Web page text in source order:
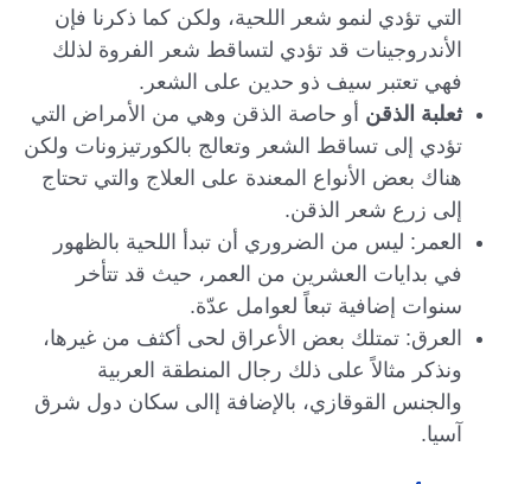
التي تؤدي لنمو شعر اللحية، ولكن كما ذكرنا فإن
الأندروجينات قد تؤدي لتساقط شعر الفروة لذلك
فهي تعتبر سيف ذو حدين على الشعر.
ثعلبة الذقن أو حاصة الذقن وهي من الأمراض التي
تؤدي إلى تساقط الشعر وتعالج بالكورتيزونات ولكن
هناك بعض الأنواع المعندة على العلاج والتي تحتاج
إلى زرع شعر الذقن.
العمر: ليس من الضروري أن تبدأ اللحية بالظهور
في بدايات العشرين من العمر، حيث قد تتأخر
سنوات إضافية تبعاً لعوامل عدّة.
العرق: تمتلك بعض الأعراق لحى أكثف من غيرها،
ونذكر مثالاً على ذلك رجال المنطقة العربية
والجنس القوقازي، بالإضافة إالى سكان دول شرق
آسيا.